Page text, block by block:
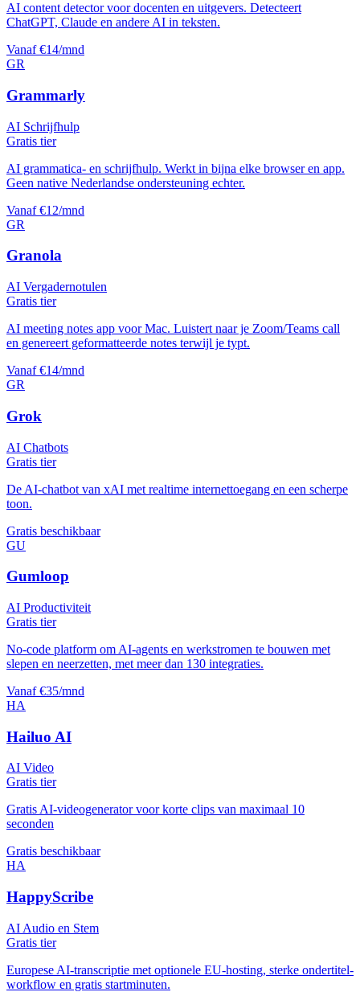
AI content detector voor docenten en uitgevers. Detecteert
ChatGPT, Claude en andere AI in teksten.
Vanaf €14/mnd
GR
Grammarly
AI Schrijfhulp
Gratis tier
AI grammatica- en schrijfhulp. Werkt in bijna elke browser en app.
Geen native Nederlandse ondersteuning echter.
Vanaf €12/mnd
GR
Granola
AI Vergadernotulen
Gratis tier
AI meeting notes app voor Mac. Luistert naar je Zoom/Teams call
en genereert geformatteerde notes terwijl je typt.
Vanaf €14/mnd
GR
Grok
AI Chatbots
Gratis tier
De AI-chatbot van xAI met realtime internettoegang en een scherpe
toon.
Gratis beschikbaar
GU
Gumloop
AI Productiviteit
Gratis tier
No-code platform om AI-agents en werkstromen te bouwen met
slepen en neerzetten, met meer dan 130 integraties.
Vanaf €35/mnd
HA
Hailuo AI
AI Video
Gratis tier
Gratis AI-videogenerator voor korte clips van maximaal 10
seconden
Gratis beschikbaar
HA
HappyScribe
AI Audio en Stem
Gratis tier
Europese AI-transcriptie met optionele EU-hosting, sterke ondertitel-
workflow en gratis startminuten.